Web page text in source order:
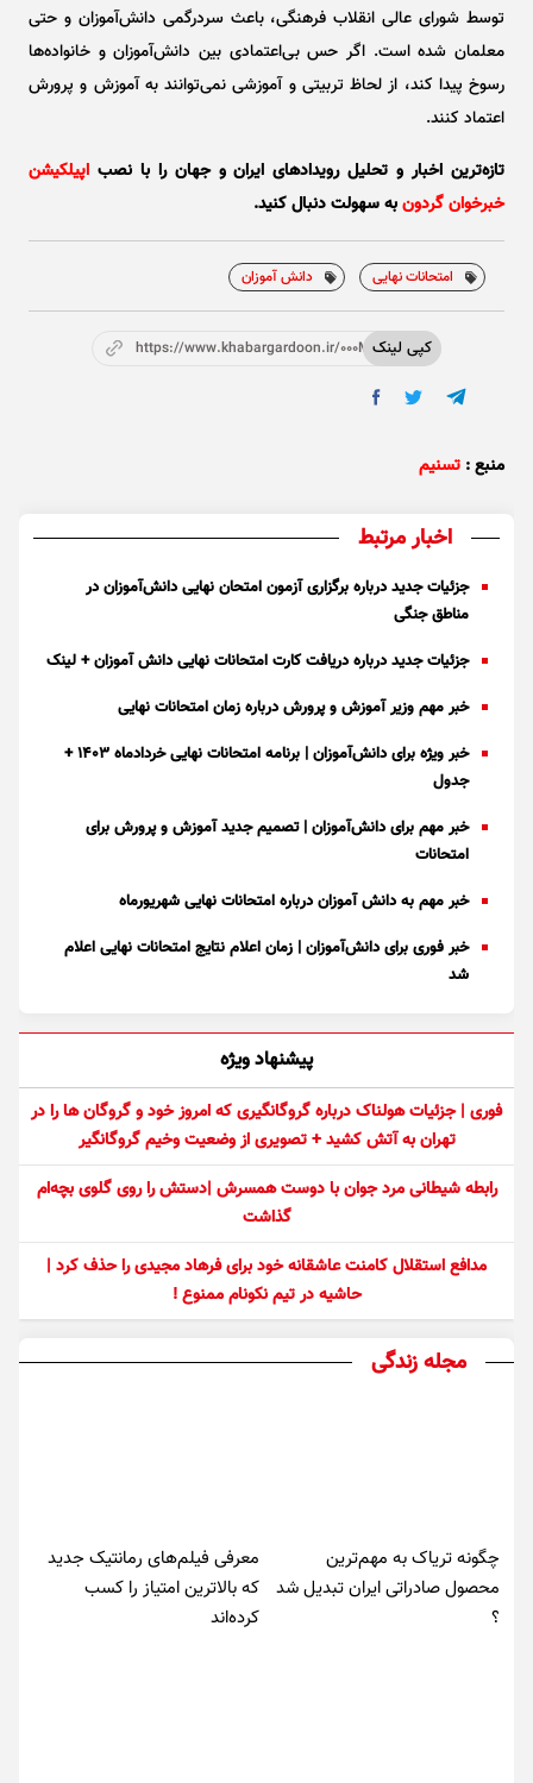
توسط شورای عالی انقلاب فرهنگی، باعث سردرگمی دانش‌آموزان و حتی
معلمان شده است. اگر حس بی‌اعتمادی بین دانش‌آموزان و خانواده‌ها
رسوخ پیدا کند، از لحاظ تربیتی و آموزشی نمی‌توانند به آموزش و پرورش
اعتماد کنند.
تازه‌ترین اخبار و تحلیل‌ رویدادهای ایران و جهان را با نصب اپیلکیشن
خبرخوان گردونبه سهولت دنبال کنید.
امتحانات نهایی دانش آموزان
کپی لینکhttps://www.khabargardoon.ir/000MdT
منبع : تسنیم
اخبار مرتبط
جزئیات جدید درباره برگزاری آزمون امتحان نهایی دانش‌آموزان در
مناطق جنگی
جزئیات جدید درباره دریافت کارت امتحانات نهایی دانش آموزان + لینک
خبر مهم وزیر آموزش و پرورش درباره زمان امتحانات نهایی
خبر ویژه برای دانش‌آموزان | برنامه امتحانات نهایی خردادماه ۱۴۰۳ +
جدول
خبر مهم برای دانش‌آموزان | تصمیم جدید آموزش و پرورش برای
امتحانات
خبر مهم به دانش آموزان درباره امتحانات نهایی شهریورماه
خبر فوری برای دانش‌آموزان | زمان اعلام نتایج امتحانات نهایی اعلام
شد
پیشنهاد ویژه
فوری | جزئیات هولناک درباره گروگانگیری که امروز خود و گروگان ها را در
تهران به آتش کشید + تصویری از وضعیت وخیم گروگانگیر
رابطه شیطانی مرد جوان با دوست همسرش |دستش را روی گلوی بچه‌ام
گذاشت
مدافع استقلال کامنت عاشقانه خود برای فرهاد مجیدی را حذف کرد |
حاشیه در تیم نکونام ممنوع !
مجله زندگی
چگونه تریاک به مهم‌ترین
محصول صادراتی ایران تبدیل شد
؟
معرفی فیلم‌های رمانتیک جدید
که بالاترین امتیاز را کسب
کرده‌اند